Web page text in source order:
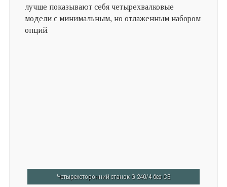
лучше показывают себя четырехвалковые
модели с минимальным, но отлаженным набором
опций.
Четырехсторонний станок G 240/4 без СЕ